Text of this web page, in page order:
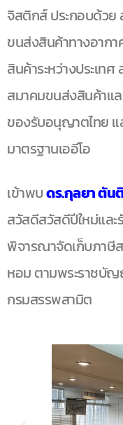
จิสติกส์ ประกอบด้วย
ขนส่งสินค้าทางอาก
สินค้าระหว่างประเท
สมาคมขนส่งสินค้าแ
ของรับอนุญาตไทย แ
มาตรฐานเออีโอ
เข้าพบดร.กุลยา ตัน
สวัสดีสวัสดีปีใหม่และ
พิจารณาจัดเก็บภาษี
หอม ตามพระราชบั
กรมสรรพสามิต